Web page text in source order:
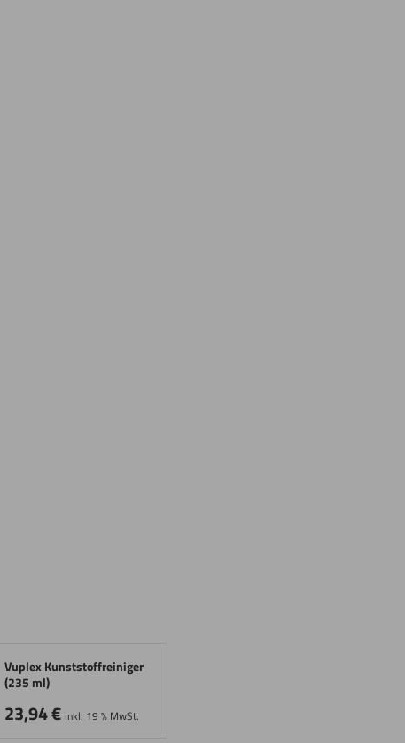
Vuplex Kunststoffreiniger
(235 ml)
23,94€ inkl. 19 % MwSt.